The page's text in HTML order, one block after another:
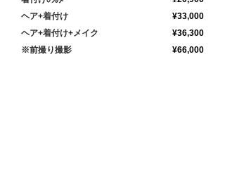
ヘア+着付け
ヘア+着付け+メイク
※前撮り撮影
¥33,000
¥36,300
¥66,000